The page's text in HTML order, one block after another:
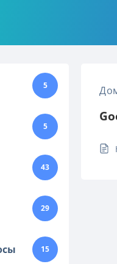
5
5
43
29
15